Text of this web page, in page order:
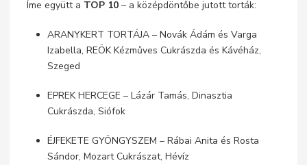
Íme együtt a TOP 10 – a középdöntőbe jutott torták:
ARANYKERT TORTÁJA – Novák Ádám és Varga
Izabella, REÖK Kézműves Cukrászda és Kávéház,
Szeged
EPREK HERCEGE – Lázár Tamás, Dinasztia
Cukrászda, Siófok
ÉJFEKETE GYÖNGYSZEM – Rábai Anita és Rosta
Sándor, Mozart Cukrászat, Hévíz